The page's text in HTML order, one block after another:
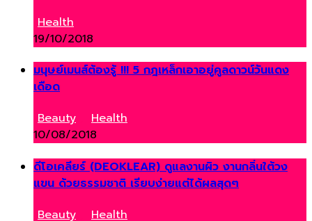
Health
19/10/2018
มนุษย์เมนส์ต้องรู้ !!! 5 กฎเหล็กเอาอยู่คูลดาวน์วันแดง
เดือด
Beauty
Health
10/08/2018
ดีโอเคลียร์ (DEOKLEAR) ดูแลงานผิว งานกลิ่นใต้วง
แขน ด้วยธรรมชาติ เรียบง่ายแต่ได้ผลสุดๆ
Beauty
Health